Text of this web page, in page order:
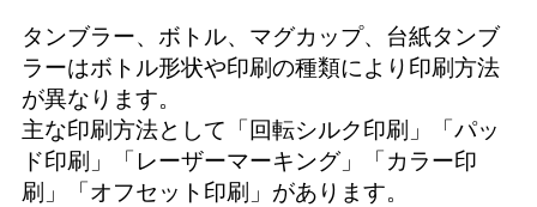
タンブラー、ボトル、マグカップ、台紙タンブ
ラーはボトル形状や印刷の種類により印刷方法
が異なります。
主な印刷方法として「 回転シルク印刷 」「 パッ
ド印刷 」「 レーザーマーキング」「 カラー印
刷 」「 オフセット印刷 」があります。